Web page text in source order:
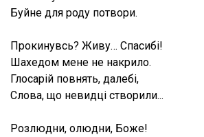
Буйне для роду потвори.
Прокинувсь? Живу… Спасибі!
Шахедом мене не накрило.
Глосарій повнять, далебі,
Слова, що невидці створили...
Розлюдни, олюдни, Боже!